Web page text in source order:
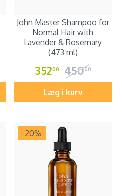
John Master Shampoo for
Normal Hair with
Lavender & Rosemary
(473 ml)
35200 45000
Læg i kurv
-20%